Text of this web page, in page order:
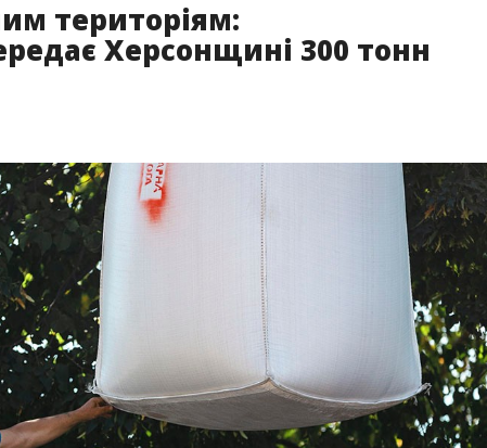
територіям:
Херсонщині 300 тонн